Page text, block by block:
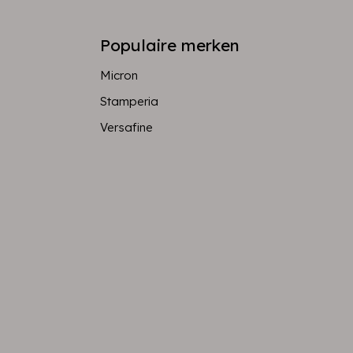
Populaire merken
Micron
Stamperia
Versafine